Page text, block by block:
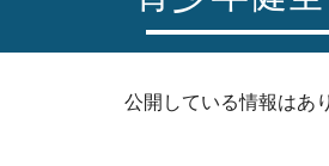
公開している情報はあ